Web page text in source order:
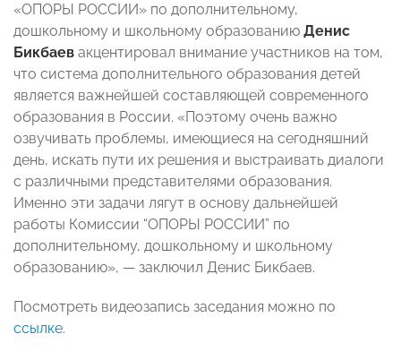
«ОПОРЫ РОССИИ» по дополнительному,
дошкольному и школьному образованию Денис
Бикбаев акцентировал внимание участников на том,
что система дополнительного образования детей
является важнейшей составляющей современного
образования в России. «Поэтому очень важно
озвучивать проблемы, имеющиеся на сегодняшний
день, искать пути их решения и выстраивать диалоги
с различными представителями образования.
Именно эти задачи лягут в основу дальнейшей
работы Комиссии “ОПОРЫ РОССИИ” по
дополнительному, дошкольному и школьному
образованию», — заключил Денис Бикбаев.
Посмотреть видеозапись заседания можно по
ссылке.